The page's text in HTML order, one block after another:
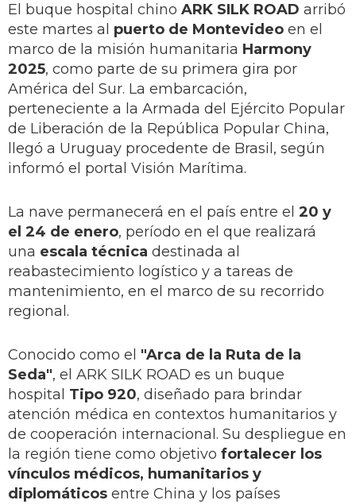
El buque hospital chino ARK SILK ROAD arribó
este martes al puerto de Montevideo en el
marco de la misión humanitaria Harmony
2025, como parte de su primera gira por
América del Sur. La embarcación,
perteneciente a la Armada del Ejército Popular
de Liberación de la República Popular China,
llegó a Uruguay procedente de Brasil, según
informó el portal Visión Marítima.
La nave permanecerá en el país entre el 20 y
el 24 de enero, período en el que realizará
una escala técnica destinada al
reabastecimiento logístico y a tareas de
mantenimiento, en el marco de su recorrido
regional.
Conocido como el "Arca de la Ruta de la
Seda", el ARK SILK ROAD es un buque
hospital Tipo 920, diseñado para brindar
atención médica en contextos humanitarios y
de cooperación internacional. Su despliegue en
la región tiene como objetivo fortalecer los
vínculos médicos, humanitarios y
diplomáticos entre China y los países